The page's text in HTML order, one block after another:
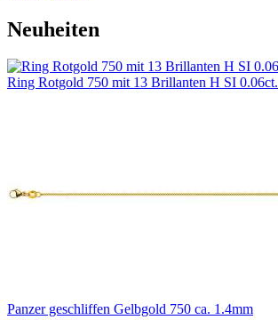
Neuheiten
Ring Rotgold 750 mit 13 Brillanten H SI 0.06ct.
Panzer geschliffen Gelbgold 750 ca. 1.4mm